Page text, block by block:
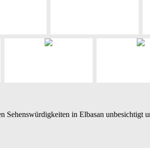
Sehenswürdigkeiten in Elbasan unbesichtigt